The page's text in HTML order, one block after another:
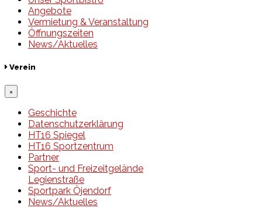
Angebote
Vermietung & Veranstaltung
Öffnungszeiten
News/Aktuelles
Verein
×
Geschichte
Datenschutzerklärung
HT16 Spiegel
HT16 Sportzentrum
Partner
Sport- und Freizeitgelände
Legienstraße
Sportpark Öjendorf
News/Aktuelles